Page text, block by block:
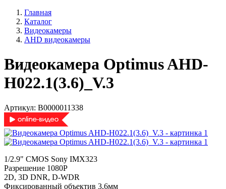
Главная
Каталог
Видеокамеры
AHD видеокамеры
Видеокамера Optimus AHD-
H022.1(3.6)_V.3
Артикул: В0000011338
1/2.9" CMOS Sony IMX323
Разрешение 1080P
2D, 3D DNR, D-WDR
Фиксированный объектив 3,6мм